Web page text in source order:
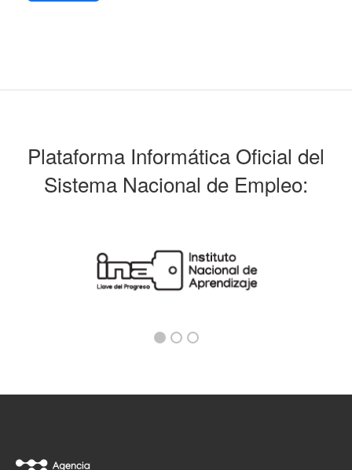
Plataforma Informática Oficial del
Sistema Nacional de Empleo: